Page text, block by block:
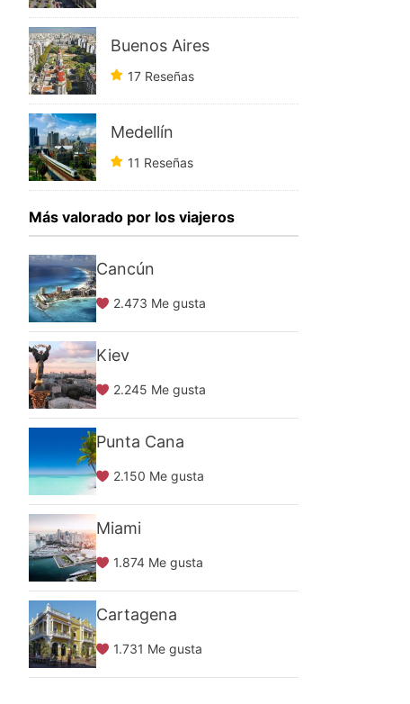
Buenos Aires
17 Reseñas
Medellín
11 Reseñas
Más valorado por los viajeros
Cancún
2.473 Me gusta
Kiev
2.245 Me gusta
Punta Cana
2.150 Me gusta
Miami
1.874 Me gusta
Cartagena
1.731 Me gusta